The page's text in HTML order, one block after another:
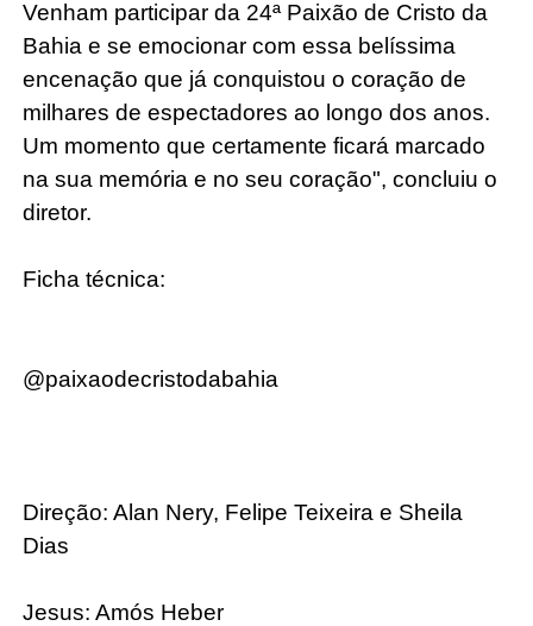
Venham participar da 24ª Paixão de Cristo da
Bahia e se emocionar com essa belíssima
encenação que já conquistou o coração de
milhares de espectadores ao longo dos anos.
Um momento que certamente ficará marcado
na sua memória e no seu coração", concluiu o
diretor.
Ficha técnica:
@paixaodecristodabahia
Direção: Alan Nery, Felipe Teixeira e Sheila
Dias
Jesus: Amós Heber